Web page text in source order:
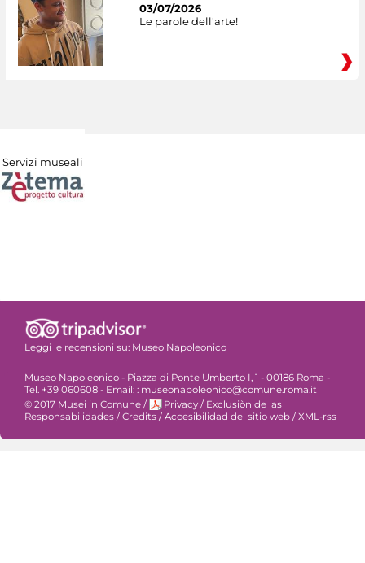
03/07/2026
Le parole dell'arte!
Servizi museali
Leggi le recensioni su: Museo Napoleonico
Museo Napoleonico - Piazza di Ponte Umberto I, 1 - 00186 Roma -
Tel. +39 060608 - Email: : museonapoleonico@comune.roma.it
© 2017 Musei in Comune / Privacy / Exclusiòn de las
Responsabilidades /Credits /Accesibilidad del sitio web /XML-rss